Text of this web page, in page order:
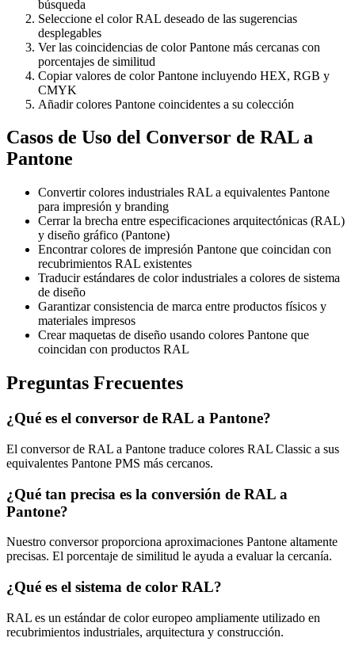
búsqueda
Seleccione el color RAL deseado de las sugerencias
desplegables
Ver las coincidencias de color Pantone más cercanas con
porcentajes de similitud
Copiar valores de color Pantone incluyendo HEX, RGB y
CMYK
Añadir colores Pantone coincidentes a su colección
Casos de Uso del Conversor de RAL a
Pantone
Convertir colores industriales RAL a equivalentes Pantone
para impresión y branding
Cerrar la brecha entre especificaciones arquitectónicas (RAL)
y diseño gráfico (Pantone)
Encontrar colores de impresión Pantone que coincidan con
recubrimientos RAL existentes
Traducir estándares de color industriales a colores de sistema
de diseño
Garantizar consistencia de marca entre productos físicos y
materiales impresos
Crear maquetas de diseño usando colores Pantone que
coincidan con productos RAL
Preguntas Frecuentes
¿Qué es el conversor de RAL a Pantone?
El conversor de RAL a Pantone traduce colores RAL Classic a sus
equivalentes Pantone PMS más cercanos.
¿Qué tan precisa es la conversión de RAL a
Pantone?
Nuestro conversor proporciona aproximaciones Pantone altamente
precisas. El porcentaje de similitud le ayuda a evaluar la cercanía.
¿Qué es el sistema de color RAL?
RAL es un estándar de color europeo ampliamente utilizado en
recubrimientos industriales, arquitectura y construcción.